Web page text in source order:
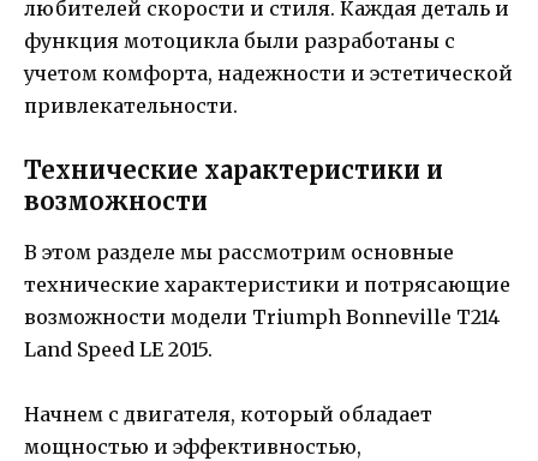
любителей скорости и стиля. Каждая деталь и
функция мотоцикла были разработаны с
учетом комфорта, надежности и эстетической
привлекательности.
Технические характеристики и
возможности
В этом разделе мы рассмотрим основные
технические характеристики и потрясающие
возможности модели Triumph Bonneville T214
Land Speed LE 2015.
Начнем с двигателя, который обладает
мощностью и эффективностью,